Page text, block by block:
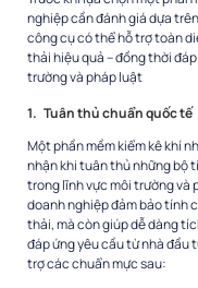
nghiệp cần đánh giá dựa
công cụ có thể hỗ trợ toàn
thải hiệu quả – đồng thời
trường và pháp luật
1. Tuân thủ chuẩn quốc tế
Một phần mềm kiểm kê khí
nhận khi tuân thủ những bộ
trong lĩnh vực môi trường và
doanh nghiệp đảm bảo tính
thải, mà còn giúp dễ dàng
đáp ứng yêu cầu từ nhà đầu
trợ các chuẩn mực sau: